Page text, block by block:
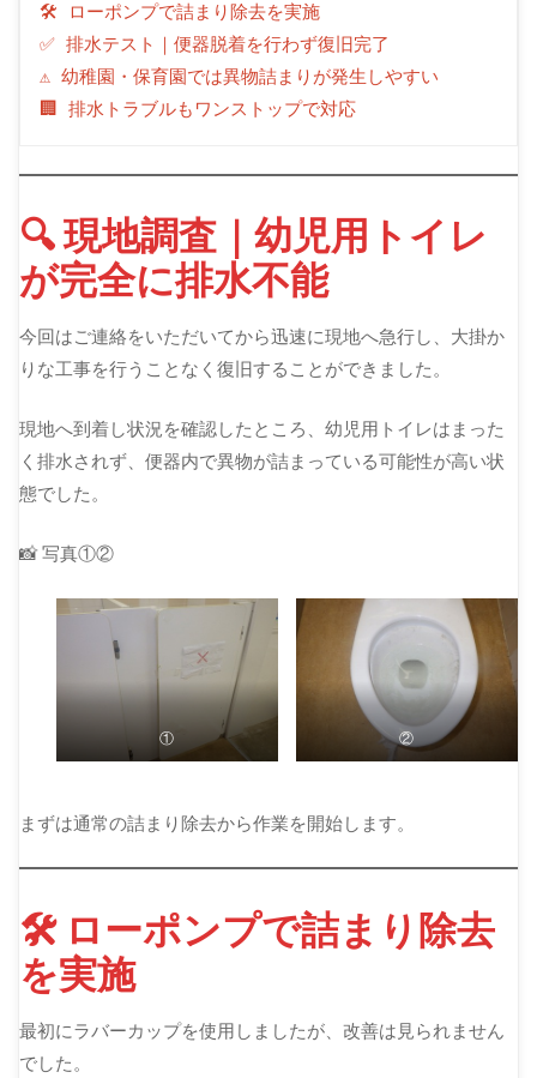
🛠 ローポンプで詰まり除去を実施
✅ 排水テスト｜便器脱着を行わず復旧完了
⚠ 幼稚園・保育園では異物詰まりが発生しやすい
🏢 排水トラブルもワンストップで対応
🔍 現地調査｜幼児用トイレ
が完全に排水不能
今回はご連絡をいただいてから迅速に現地へ急行し、大掛か
りな工事を行うことなく復旧することができました。
現地へ到着し状況を確認したところ、幼児用トイレはまった
く排水されず、便器内で異物が詰まっている可能性が高い状
態でした。
📸 写真①②
① ②
まずは通常の詰まり除去から作業を開始します。
🛠 ローポンプで詰まり除去
を実施
最初にラバーカップを使用しましたが、改善は見られません
でした。